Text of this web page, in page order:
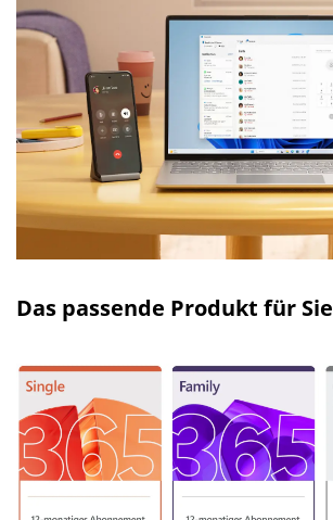
Das passende Produkt für Sie